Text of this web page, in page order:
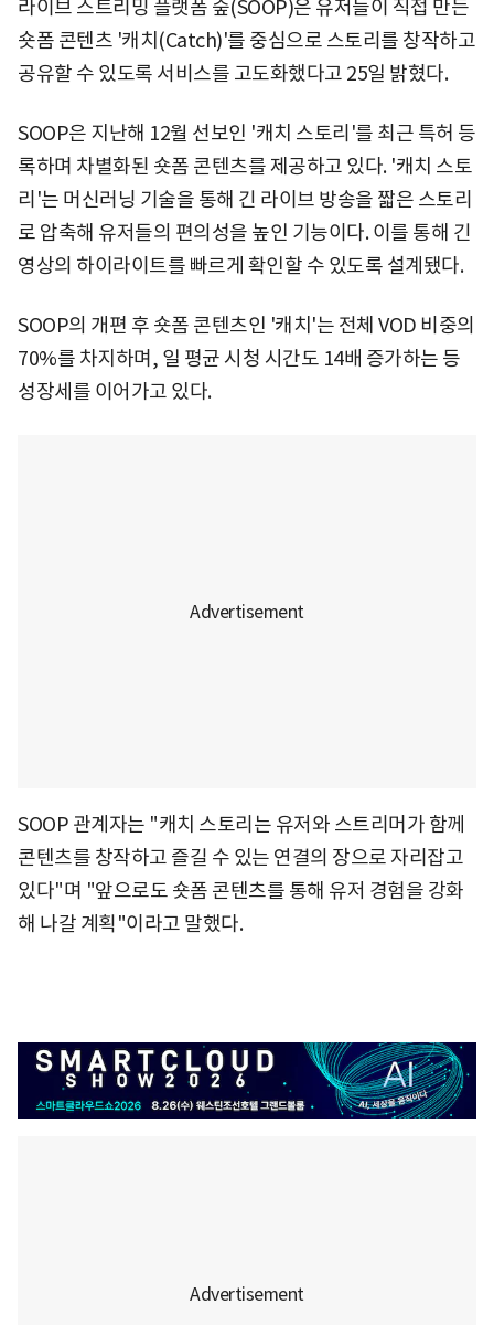
라이브 스트리밍 플랫폼 숲(SOOP)은 유저들이 직접 만든
숏폼 콘텐츠 '캐치(Catch)'를 중심으로 스토리를 창작하고
공유할 수 있도록 서비스를 고도화했다고 25일 밝혔다.
SOOP은 지난해 12월 선보인 '캐치 스토리'를 최근 특허 등
록하며 차별화된 숏폼 콘텐츠를 제공하고 있다. '캐치 스토
리'는 머신러닝 기술을 통해 긴 라이브 방송을 짧은 스토리
로 압축해 유저들의 편의성을 높인 기능이다. 이를 통해 긴
영상의 하이라이트를 빠르게 확인할 수 있도록 설계됐다.
SOOP의 개편 후 숏폼 콘텐츠인 '캐치'는 전체 VOD 비중의
70%를 차지하며, 일 평균 시청 시간도 14배 증가하는 등
성장세를 이어가고 있다.
SOOP 관계자는 "캐치 스토리는 유저와 스트리머가 함께
콘텐츠를 창작하고 즐길 수 있는 연결의 장으로 자리잡고
있다"며 "앞으로도 숏폼 콘텐츠를 통해 유저 경험을 강화
해 나갈 계획"이라고 말했다.